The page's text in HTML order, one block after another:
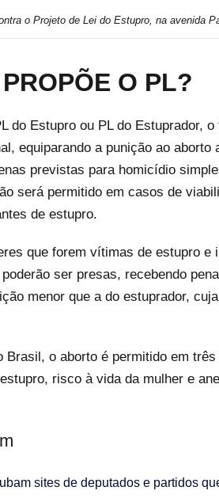
o Projeto de Lei do Estupro, na avenida
O PL?
do Estupro ou PL do Estuprador,
equiparando a punição ao aborto
previstas para homicídio
será permitido em casos de
de estupro.
que forem vítimas de estupro e
ser presas, recebendo
menor que a do estuprador,
Brasil, o aborto é permitido em
risco à vida da mulher e
sites de deputados e partidos